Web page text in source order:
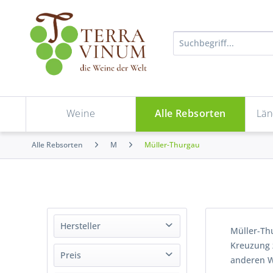
Weine Alle Rebsorten
Alle Rebsorten M Müller-Thurgau
Hersteller
Aufricht
Dr. Hinkel
Preis
Müller-
anderen